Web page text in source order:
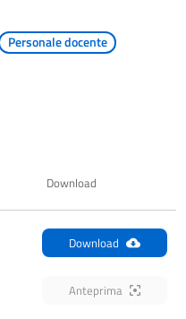
Personale docente
Download
Download
Anteprima